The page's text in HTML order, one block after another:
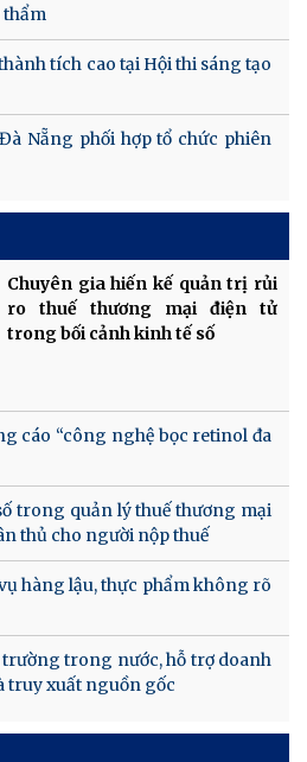
thẩm
tích cao tại Hội thi sáng tạo
Nẵng phối hợp tổ chức phiên
Chuyên gia hiến kế quản trị rủi
ro thuế thương mại điện tử
trong bối cảnh kinh tế số
cáo “công nghệ bọc retinol đa
trong quản lý thuế thương mại
thủ cho người nộp thuế
hàng lậu, thực phẩm không rõ
trong nước, hỗ trợ doanh
truy xuất nguồn gốc